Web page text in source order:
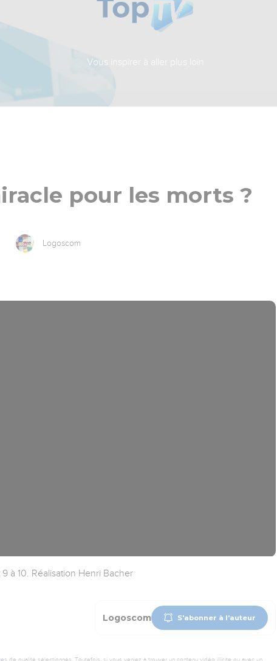
Vous inspirer à aller plus loin
pour les morts ?
Logoscom
à 10. Réalisation Henri Bacher
Logoscom S'abonner à l'auteur